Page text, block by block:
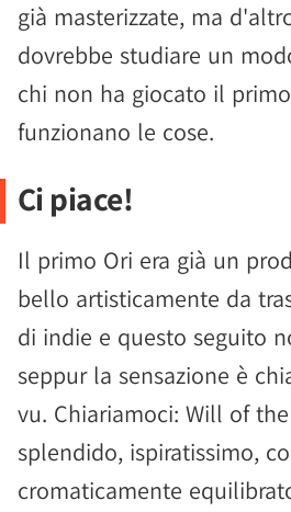
già masterizzate, ma
dovrebbe studiare un
chi non ha giocato il
funzionano le cose.
Ci piace!
Il primo Ori era già un
bello artisticamente da
di indie e questo seguito
seppur la sensazione è
vu. Chiariamoci: Will of
splendido, ispiratissimo,
cromaticamente